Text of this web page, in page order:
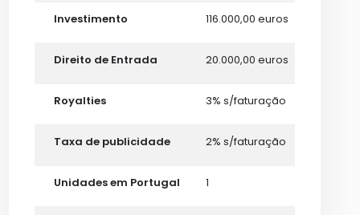
Investimento 116.000,00 euros
Direito de Entrada 20.000,00 euros
Royalties 3% s/faturação
Taxa de publicidade 2% s/faturação
Unidades em Portugal 1